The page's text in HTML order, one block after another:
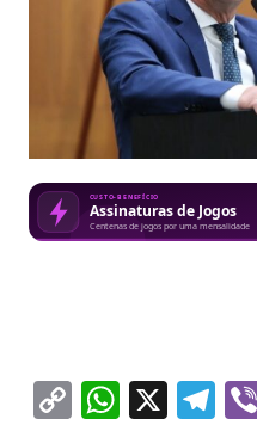
C W X T